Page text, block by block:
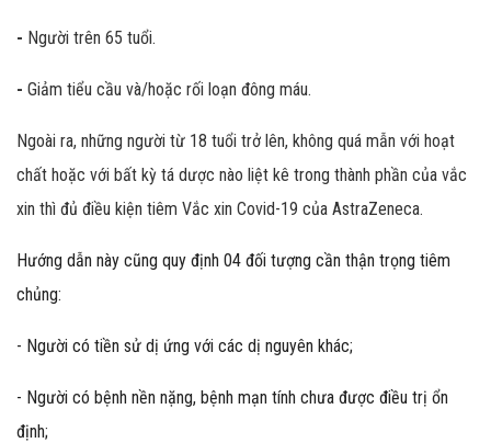
- Người trên 65 tuổi.
- Giảm tiểu cầu và/hoặc rối loạn đông máu.
Ngoài ra, những người từ 18 tuổi trở lên, không quá mẫn với hoạt
chất hoặc với bất kỳ tá dược nào liệt kê trong thành phần của vắc
xin thì đủ điều kiện tiêm Vắc xin Covid-19 của AstraZeneca.
Hướng dẫn này cũng quy định 04 đối tượng cần thận trọng tiêm
chủng:
- Người có tiền sử dị ứng với các dị nguyên khác;
- Người có bệnh nền nặng, bệnh mạn tính chưa được điều trị ổn
định;